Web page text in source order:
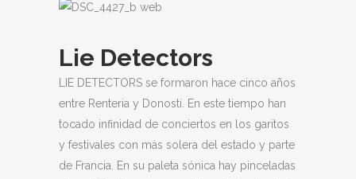
Lie Detectors
LIE DETECTORS se formaron hace cinco años
entre Renteria y Donosti. En este tiempo han
tocado infinidad de conciertos en los garitos
y festivales con más solera del estado y parte
de Francia. En su paleta sónica hay pinceladas